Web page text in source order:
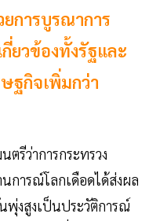
การบูรณาการ
ยวข้องทั้งรัฐและ
ฐกิจเพิ่มกว่า
ตรีว่าการกระทรวง
การณ์โลกเดือดได้ส่งผล
พุ่งสูงเป็นประวัติการณ์